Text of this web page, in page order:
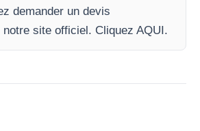
demander un devis
site officiel. Cliquez AQUI.